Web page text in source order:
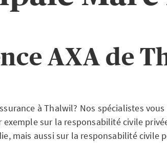
AXA de
à Thalwil? Nos spécialistes
sur la responsabilité civile
mais aussi sur la responsabilité civile